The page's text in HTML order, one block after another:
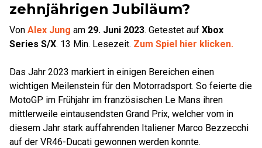
zehnjährigen Jubiläum?
Von Alex Jung am 29. Juni 2023. Getestet auf Xbox
Series S/X. 13 Min. Lesezeit. Zum Spiel hier klicken.
Das Jahr 2023 markiert in einigen Bereichen einen
wichtigen Meilenstein für den Motorradsport. So feierte die
MotoGP im Frühjahr im französischen Le Mans ihren
mittlerweile eintausendsten Grand Prix, welcher vom in
diesem Jahr stark auffahrenden Italiener Marco Bezzecchi
auf der VR46-Ducati gewonnen werden konnte.